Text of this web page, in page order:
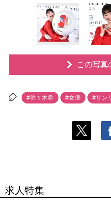
この写真
#佐々木希 #女優 #サン
求人特集